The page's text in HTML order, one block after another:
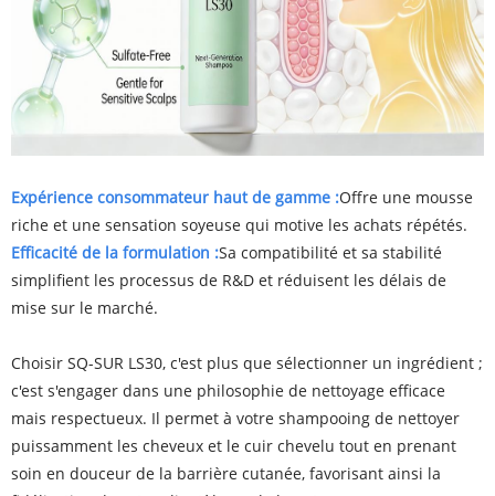
Expérience consommateur haut de gamme :Offre une mousse
riche et une sensation soyeuse qui motive les achats répétés.
Efficacité de la formulation :Sa compatibilité et sa stabilité
simplifient les processus de R&D et réduisent les délais de
mise sur le marché.
Choisir SQ-SUR LS30, c'est plus que sélectionner un ingrédient ;
c'est s'engager dans une philosophie de nettoyage efficace
mais respectueux. Il permet à votre shampooing de nettoyer
puissamment les cheveux et le cuir chevelu tout en prenant
soin en douceur de la barrière cutanée, favorisant ainsi la